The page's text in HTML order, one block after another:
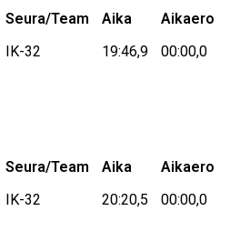
Seura/Team Aika Aikaero
IK-32 19:46,9 00:00,0
Seura/Team Aika Aikaero
IK-32 20:20,5 00:00,0